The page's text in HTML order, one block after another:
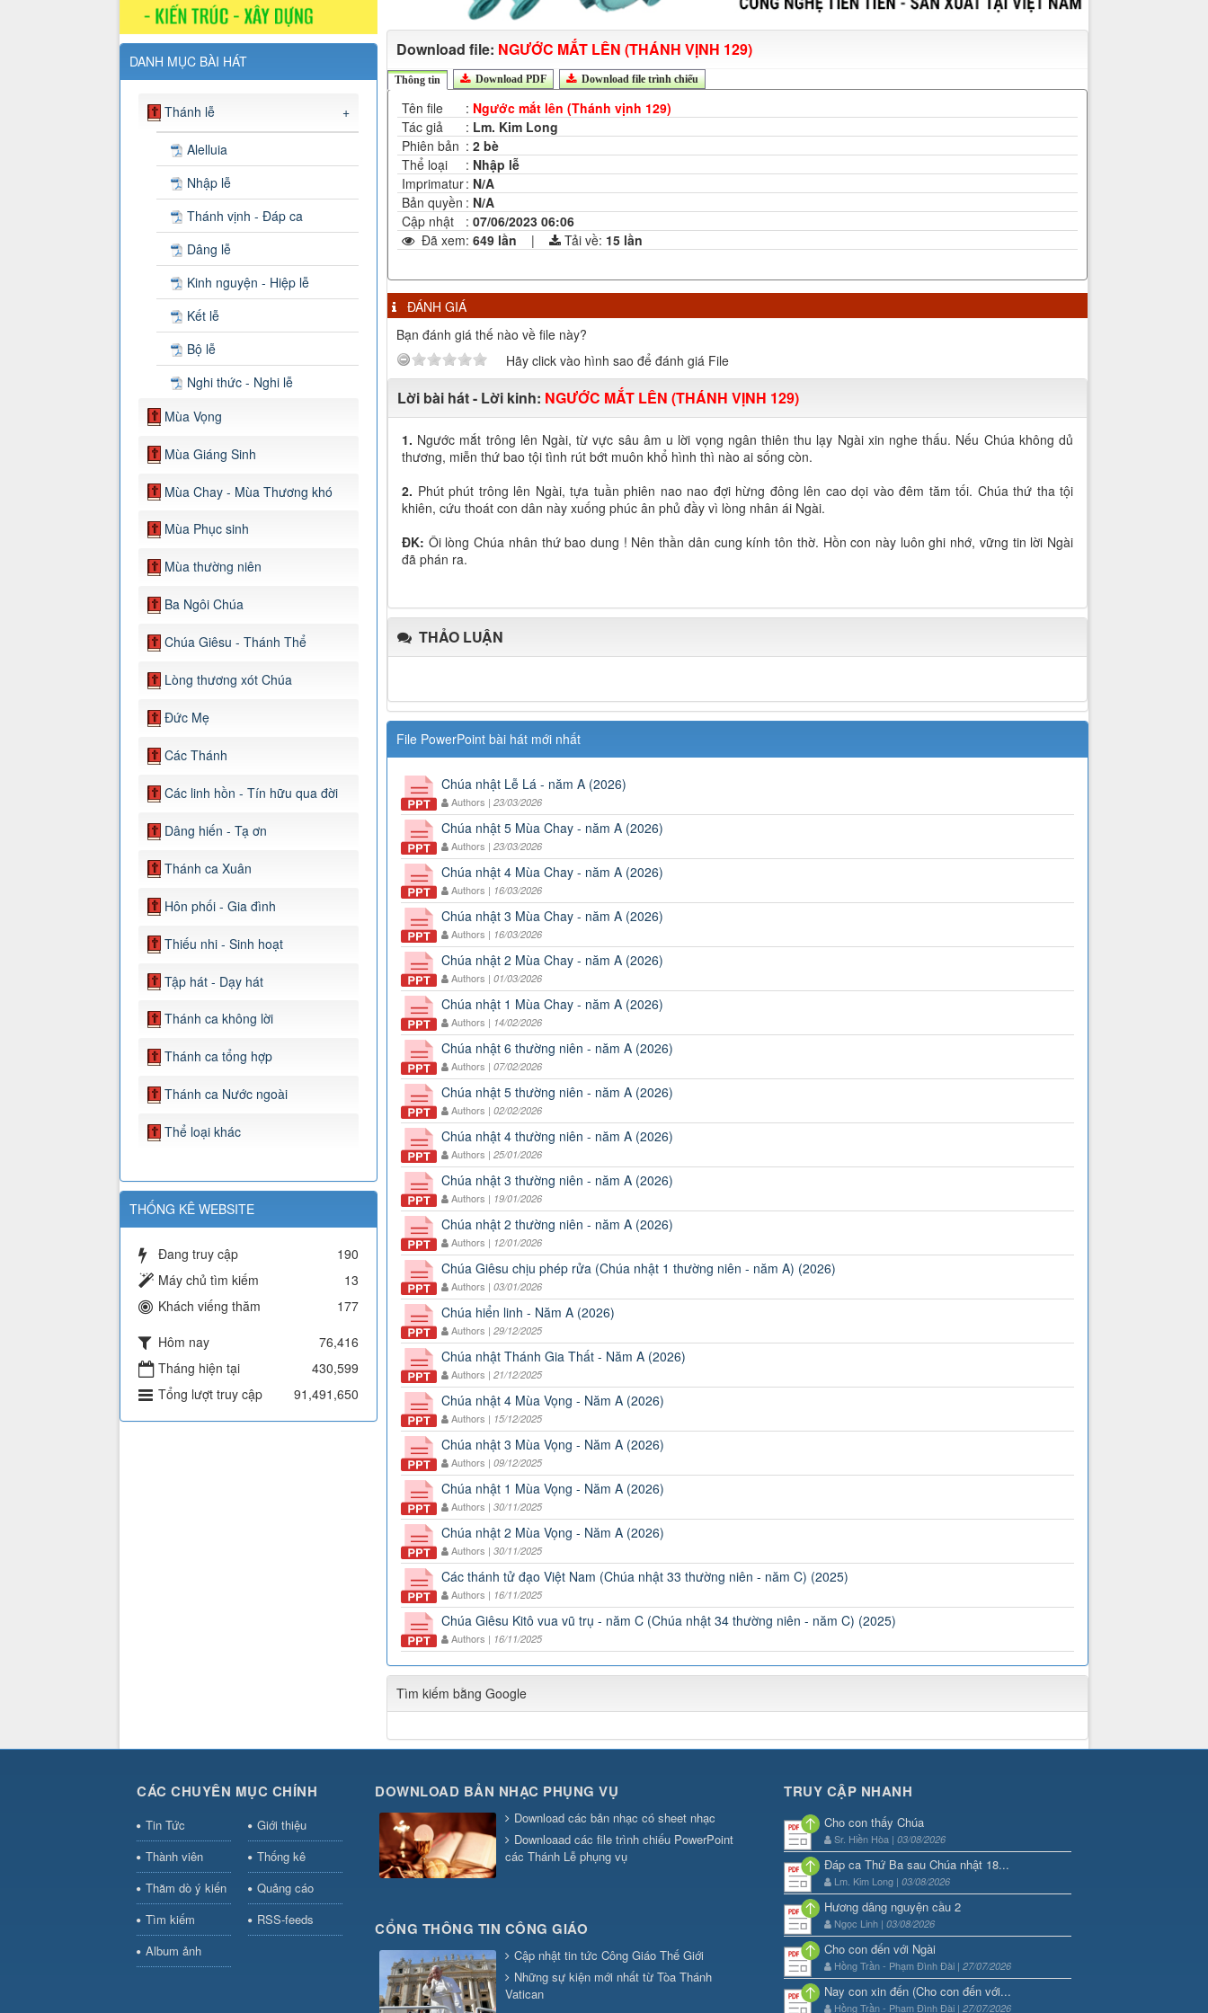
DANH MỤC BÀI HÁT
Thánh lễ +
Alelluia
Nhập lễ
Thánh vịnh - Đáp ca
Dâng lễ
Kinh nguyện - Hiệp lễ
Kết lễ
Bộ lễ
Nghi thức - Nghi lễ
Mùa Vọng
Mùa Giáng Sinh
Mùa Chay - Mùa Thương khó
Mùa Phục sinh
Mùa thường niên
Ba Ngôi Chúa
Chúa Giêsu - Thánh Thể
Lòng thương xót Chúa
Đức Mẹ
Các Thánh
Các linh hồn - Tín hữu qua đời
Dâng hiến - Tạ ơn
Thánh ca Xuân
Hôn phối - Gia đình
Thiếu nhi - Sinh hoạt
Tập hát - Dạy hát
Thánh ca không lời
Thánh ca tổng hợp
Thánh ca Nước ngoài
Thể loại khác
THỐNG KÊ WEBSITE
Đang truy cập
190
Máy chủ tìm kiếm
13
Khách viếng thăm
177
Hôm nay
76,416
Tháng hiện tại
430,599
Tổng lượt truy cập
91,491,650
Download file: NGƯỚC MẮT LÊN (THÁNH VỊNH 129)
Thông tin Download PDF Download file trình chiếu
Tên file : Ngước mắt lên (Thánh vịnh 129)
Tác giả
: Lm. Kim Long
Phiên bản : 2 bè
Thể loại
: Nhập lễ
Imprimatur: N/A
Bản quyền : N/A
Cập nhật
: 07/06/2023 06:06
Đã xem: 649 lần | Tải về: 15 lần
ĐÁNH GIÁ
Bạn đánh giá thế nào về file này?
Hãy click vào hình sao để đánh giá File
Lời bài hát - Lời kinh: NGƯỚC MẮT LÊN (THÁNH VỊNH 129)
1. Ngước mắt trông lên Ngài, từ vực sâu âm u lời vọng ngân thiên thu lạy Ngài xin nghe thấu. Nếu Chúa không dủ
thương, miễn thứ bao tội tình rút bớt muôn khổ hình thì nào ai sống còn.
2. Phút phút trông lên Ngài, tựa tuần phiên nao nao đợi hừng đông lên cao dọi vào đêm tăm tối. Chúa thứ tha tội
khiên, cứu thoát con dân này xuống phúc ân phủ đầy vì lòng nhân ái Ngài.
ĐK: Ôi lòng Chúa nhân thứ bao dung ! Nên thần dân cung kính tôn thờ. Hồn con này luôn ghi nhớ, vững tin lời Ngài
đã phán ra.
THẢO LUẬN
File PowerPoint bài hát mới nhất
Chúa nhật Lễ Lá - năm A (2026)
Authors | 23/03/2026
Chúa nhật 5 Mùa Chay - năm A (2026)
Authors | 23/03/2026
Chúa nhật 4 Mùa Chay - năm A (2026)
Authors | 16/03/2026
Chúa nhật 3 Mùa Chay - năm A (2026)
Authors | 16/03/2026
Chúa nhật 2 Mùa Chay - năm A (2026)
Authors | 01/03/2026
Chúa nhật 1 Mùa Chay - năm A (2026)
Authors | 14/02/2026
Chúa nhật 6 thường niên - năm A (2026)
Authors | 07/02/2026
Chúa nhật 5 thường niên - năm A (2026)
Authors | 02/02/2026
Chúa nhật 4 thường niên - năm A (2026)
Authors | 25/01/2026
Chúa nhật 3 thường niên - năm A (2026)
Authors | 19/01/2026
Chúa nhật 2 thường niên - năm A (2026)
Authors | 12/01/2026
Chúa Giêsu chịu phép rửa (Chúa nhật 1 thường niên - năm A) (2026)
Authors | 03/01/2026
Chúa hiển linh - Năm A (2026)
Authors | 29/12/2025
Chúa nhật Thánh Gia Thất - Năm A (2026)
Authors | 21/12/2025
Chúa nhật 4 Mùa Vọng - Năm A (2026)
Authors | 15/12/2025
Chúa nhật 3 Mùa Vọng - Năm A (2026)
Authors | 09/12/2025
Chúa nhật 1 Mùa Vọng - Năm A (2026)
Authors | 30/11/2025
Chúa nhật 2 Mùa Vọng - Năm A (2026)
Authors | 30/11/2025
Các thánh tử đạo Việt Nam (Chúa nhật 33 thường niên - năm C) (2025)
Authors | 16/11/2025
Chúa Giêsu Kitô vua vũ trụ - năm C (Chúa nhật 34 thường niên - năm C) (2025)
Authors | 16/11/2025
Tìm kiếm bằng Google
CÁC CHUYÊN MỤC CHÍNH
Tin Tức
Giới thiệu
Thành viên
Thống kê
Thăm dò ý kiến
Quảng cáo
Tìm kiếm
RSS-feeds
Album ảnh
DOWNLOAD BẢN NHẠC PHỤNG VỤ
Download các bản nhạc có sheet nhạc
Downloaad các file trình chiếu PowerPoint
các Thánh Lễ phụng vụ
CỔNG THÔNG TIN CÔNG GIÁO
Cập nhật tin tức Công Giáo Thế Giới
Những sự kiện mới nhất từ Tòa Thánh
Vatican
TRUY CẬP NHANH
Cho con thấy Chúa
Sr. Hiền Hòa | 03/08/2026
Đáp ca Thứ Ba sau Chúa nhật 18...
Lm. Kim Long | 03/08/2026
Hương dâng nguyện cầu 2
Ngọc Linh | 03/08/2026
Cho con đến với Ngài
Hồng Trần - Phạm Đình Đài | 27/07/2026
Nay con xin đến (Cho con đến với...
Hồng Trần - Phạm Đình Đài | 27/07/2026